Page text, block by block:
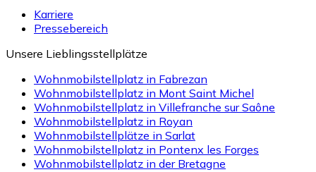
Karriere
Pressebereich
Unsere Lieblingsstellplätze
Wohnmobilstellplatz in Fabrezan
Wohnmobilstellplatz in Mont Saint Michel
Wohnmobilstellplatz in Villefranche sur Saône
Wohnmobilstellplatz in Royan
Wohnmobilstellplätze in Sarlat
Wohnmobilstellplatz in Pontenx les Forges
Wohnmobilstellplatz in der Bretagne